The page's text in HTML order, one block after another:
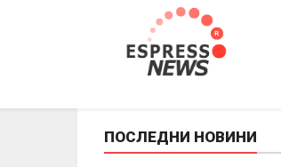
ПОСЛЕДНИ НОВИНИ